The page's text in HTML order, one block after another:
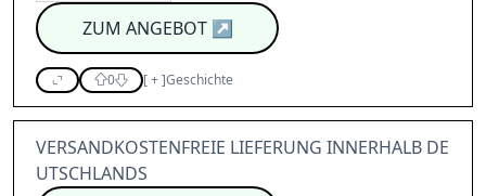
ZUM ANGEBOT↗
0 [+]Geschichte
VERSANDKOSTENFREIE LIEFERUNG INNERHALB DE
UTSCHLANDS